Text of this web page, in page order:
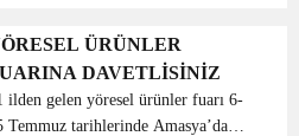
pullu sazan yavrusunun baraj,
ve göletlere bırakılmak üzere çeşitli
gönder...
ÜRÜNLER
DAVETLİSİNİZ
ilden gelen yöresel ürünler fuarı 6-
Temmuz tarihlerinde Amasya’da